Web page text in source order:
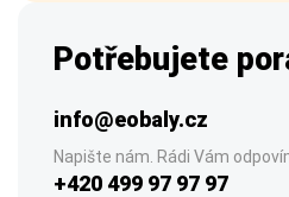
Potřebujete
info@eobaly.cz
Napište nám. Rádi Vám
+420 499 97 97 97